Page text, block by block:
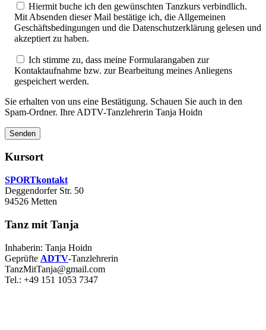
Hiermit buche ich den gewünschten Tanzkurs verbindlich.
Mit Absenden dieser Mail bestätige ich, die Allgemeinen
Geschäftsbedingungen und die Datenschutzerklärung gelesen und
akzeptiert zu haben.
Ich stimme zu, dass meine Formularangaben zur
Kontaktaufnahme bzw. zur Bearbeitung meines Anliegens
gespeichert werden.
Sie erhalten von uns eine Bestätigung. Schauen Sie auch in den
Spam-Ordner. Ihre ADTV-Tanzlehrerin Tanja Hoidn
Kursort
SPORTkontakt
Deggendorfer Str. 50
94526 Metten
Tanz mit Tanja
Inhaberin: Tanja Hoidn
Geprüfte ADTV-Tanzlehrerin
TanzMitTanja@gmail.com
Tel.: +49 151 1053 7347